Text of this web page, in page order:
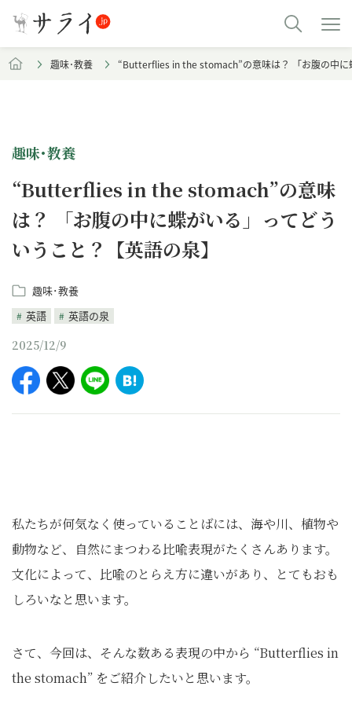
趣味･教養 “Butterflies in the stomach”の意味は？ 「お腹の中に
趣味･教養
“Butterflies in the stomach”の意味
は？ 「お腹の中に蝶がいる」ってどう
いうこと？【英語の泉】
趣味･教養
英語
英語の泉
2025/12/9
私たちが何気なく使っていることばには、海や川、植物や
動物など、自然にまつわる比喩表現がたくさんあります。
文化によって、比喩のとらえ方に違いがあり、とてもおも
しろいなと思います。
さて、今回は、そんな数ある表現の中から “Butterflies in
the stomach” をご紹介したいと思います。